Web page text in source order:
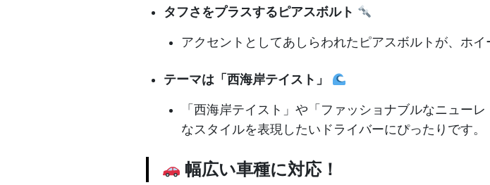
タフさをプラスするピアスボルト
アクセントとしてあしらわれたピアスボルトが、ホイ
テーマは「西海岸テイスト」
「西海岸テイスト」や「ファッショナブルなニュー
なスタイルを表現したいドライバーにぴったりです。
幅広い車種に対応！